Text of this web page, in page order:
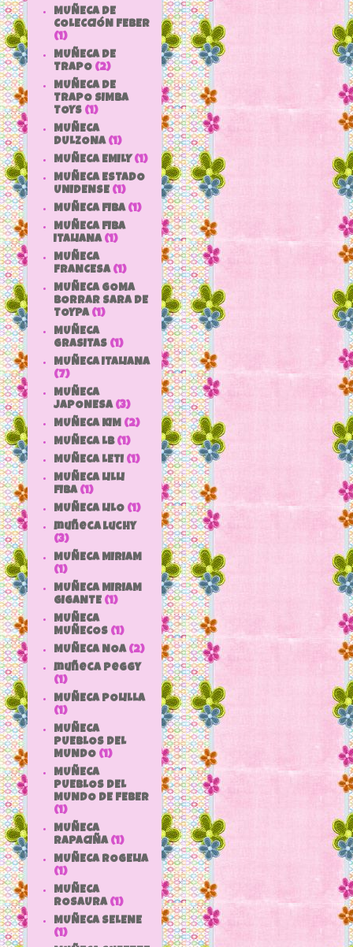
MUÑECA DE
COLECCIÓN FEBER
(1)
MUÑECA DE
TRAPO (2)
MUÑECA DE
TRAPO SIMBA
TOYS (1)
MUÑECA
DULZONA (1)
MUÑECA EMILY (1)
MUÑECA ESTADO
UNIDENSE (1)
MUÑECA FIBA (1)
MUÑECA FIBA
ITALIANA (1)
MUÑECA
FRANCESA (1)
MUÑECA GOMA
BORRAR SARA DE
TOYPA (1)
MUÑECA
GRASITAS (1)
MUÑECA ITALIANA
(7)
MUÑECA
JAPONESA (3)
MUÑECA KIM (2)
MUÑECA LB (1)
MUÑECA LETI (1)
MUÑECA LILLI
FIBA (1)
MUÑECA LILO (1)
muñeca luchy
(3)
MUÑECA MIRIAM
(1)
MUÑECA MIRIAM
GIGANTE (1)
MUÑECA
MUÑECOS (1)
MUÑECA NOA (2)
muñeca peggy
(1)
MUÑECA POLILLA
(1)
MUÑECA
PUEBLOS DEL
MUNDO (1)
MUÑECA
PUEBLOS DEL
MUNDO DE FEBER
(1)
MUÑECA
RAPACIÑA (1)
MUÑECA ROGELIA
(1)
MUÑECA
ROSAURA (1)
MUÑECA SELENE
(1)